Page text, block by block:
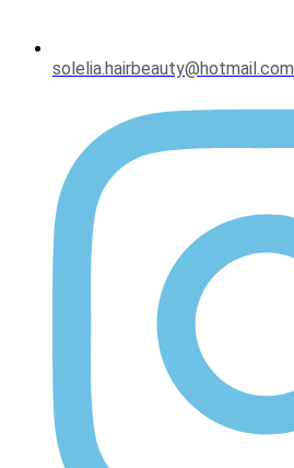
solelia.hairbeauty@hotmail.com